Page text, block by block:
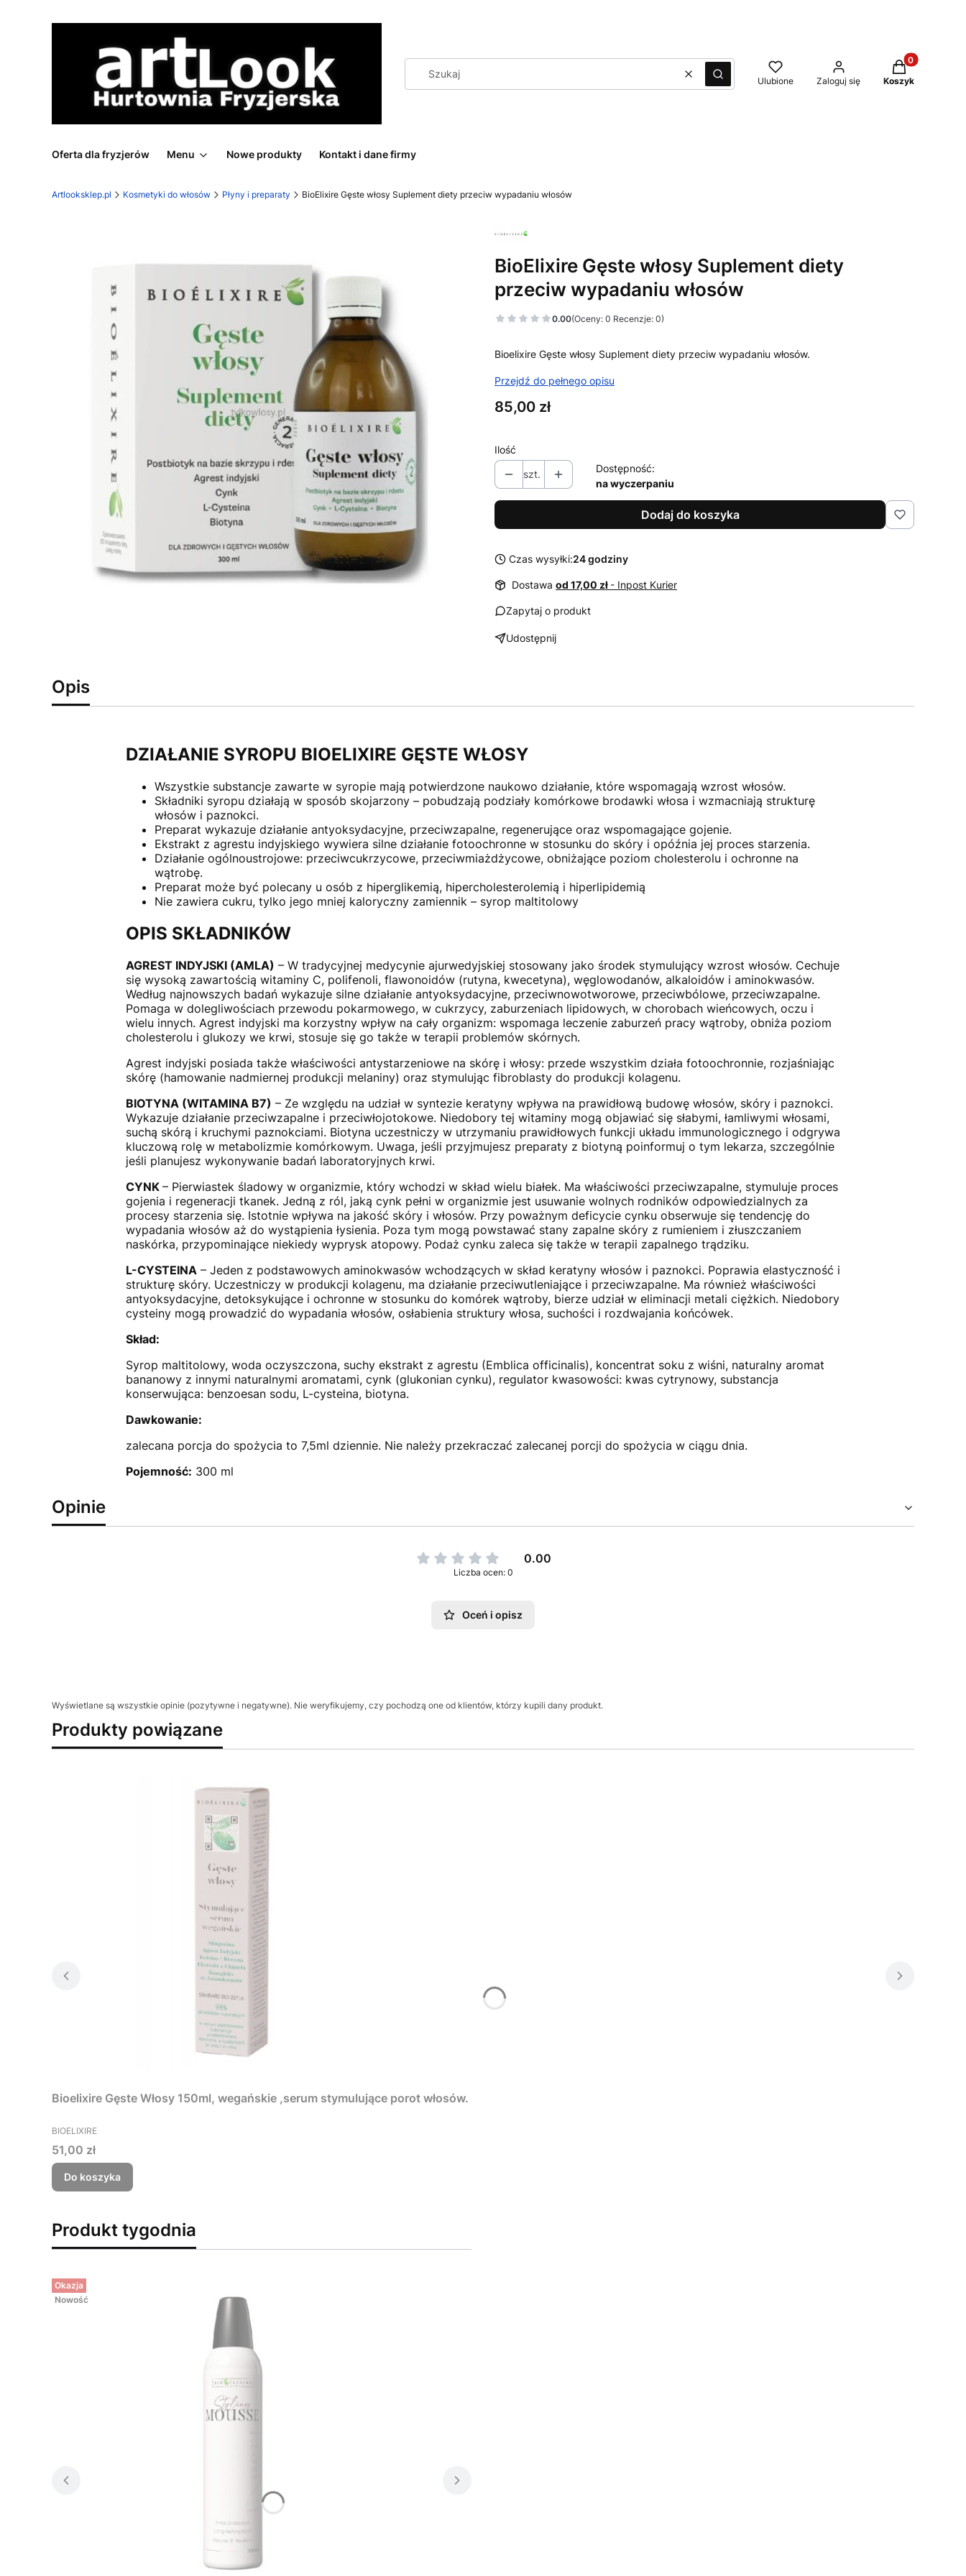
WyczyśćSzukaj Ulubione Zaloguj się
Produkty w
Koszyk
Oferta dla fryzjerów Menu Nowe produkty Kontakt i dane firmy
Artlooksklep.pl Kosmetyki do włosów Płyny i preparaty BioElixire Gęste włosy Suplement diety przeciw wypadaniu włosów
BioElixire Gęste włosy Suplement diety
przeciw wypadaniu włosów
0.00(Oceny: 0 Recenzje: 0)
Bioelixire Gęste włosy Suplement diety przeciw wypadaniu włosów.
Przejdź do pełnego opisu
Cena
85,00 zł
Ilość
szt.
Dostępność:
na wyczerpaniu
Dodaj do koszyka
Czas wysyłki:24 godziny
Dostawa od 17,00 zł - Inpost Kurier
Zapytaj o produkt
Udostępnij
Opis
DZIAŁANIE SYROPU BIOELIXIRE GĘSTE WŁOSY
Wszystkie substancje zawarte w syropie mają potwierdzone naukowo działanie, które wspomagają wzrost włosów.
Składniki syropu działają w sposób skojarzony – pobudzają podziały komórkowe brodawki włosa i wzmacniają strukturę
włosów i paznokci.
Preparat wykazuje działanie antyoksydacyjne, przeciwzapalne, regenerujące oraz wspomagające gojenie.
Ekstrakt z agrestu indyjskiego wywiera silne działanie fotoochronne w stosunku do skóry i opóźnia jej proces starzenia.
Działanie ogólnoustrojowe: przeciwcukrzycowe, przeciwmiażdżycowe, obniżające poziom cholesterolu i ochronne na
wątrobę.
Preparat może być polecany u osób z hiperglikemią, hipercholesterolemią i hiperlipidemią
Nie zawiera cukru, tylko jego mniej kaloryczny zamiennik – syrop maltitolowy
OPIS SKŁADNIKÓW
AGREST INDYJSKI (AMLA) – W tradycyjnej medycynie ajurwedyjskiej stosowany jako środek stymulujący wzrost włosów. Cechuje
się wysoką zawartością witaminy C, polifenoli, flawonoidów (rutyna, kwecetyna), węglowodanów, alkaloidów i aminokwasów.
Według najnowszych badań wykazuje silne działanie antyoksydacyjne, przeciwnowotworowe, przeciwbólowe, przeciwzapalne.
Pomaga w dolegliwościach przewodu pokarmowego, w cukrzycy, zaburzeniach lipidowych, w chorobach wieńcowych, oczu i
wielu innych. Agrest indyjski ma korzystny wpływ na cały organizm: wspomaga leczenie zaburzeń pracy wątroby, obniża poziom
cholesterolu i glukozy we krwi, stosuje się go także w terapii problemów skórnych.
Agrest indyjski posiada także właściwości antystarzeniowe na skórę i włosy: przede wszystkim działa fotoochronnie, rozjaśniając
skórę (hamowanie nadmiernej produkcji melaniny) oraz stymulując fibroblasty do produkcji kolagenu.
BIOTYNA (WITAMINA B7) – Ze względu na udział w syntezie keratyny wpływa na prawidłową budowę włosów, skóry i paznokci.
Wykazuje działanie przeciwzapalne i przeciwłojotokowe. Niedobory tej witaminy mogą objawiać się słabymi, łamliwymi włosami,
suchą skórą i kruchymi paznokciami. Biotyna uczestniczy w utrzymaniu prawidłowych funkcji układu immunologicznego i odgrywa
kluczową rolę w metabolizmie komórkowym. Uwaga, jeśli przyjmujesz preparaty z biotyną poinformuj o tym lekarza, szczególnie
jeśli planujesz wykonywanie badań laboratoryjnych krwi.
CYNK – Pierwiastek śladowy w organizmie, który wchodzi w skład wielu białek. Ma właściwości przeciwzapalne, stymuluje proces
gojenia i regeneracji tkanek. Jedną z ról, jaką cynk pełni w organizmie jest usuwanie wolnych rodników odpowiedzialnych za
procesy starzenia się. Istotnie wpływa na jakość skóry i włosów. Przy poważnym deficycie cynku obserwuje się tendencję do
wypadania włosów aż do wystąpienia łysienia. Poza tym mogą powstawać stany zapalne skóry z rumieniem i złuszczaniem
naskórka, przypominające niekiedy wyprysk atopowy. Podaż cynku zaleca się także w terapii zapalnego trądziku.
L-CYSTEINA – Jeden z podstawowych aminokwasów wchodzących w skład keratyny włosów i paznokci. Poprawia elastyczność i
strukturę skóry. Uczestniczy w produkcji kolagenu, ma działanie przeciwutleniające i przeciwzapalne. Ma również właściwości
antyoksydacyjne, detoksykujące i ochronne w stosunku do komórek wątroby, bierze udział w eliminacji metali ciężkich. Niedobory
cysteiny mogą prowadzić do wypadania włosów, osłabienia struktury włosa, suchości i rozdwajania końcówek.
Skład:
Syrop maltitolowy, woda oczyszczona, suchy ekstrakt z agrestu (Emblica officinalis), koncentrat soku z wiśni, naturalny aromat
bananowy z innymi naturalnymi aromatami, cynk (glukonian cynku), regulator kwasowości: kwas cytrynowy, substancja
konserwująca: benzoesan sodu, L-cysteina, biotyna.
Dawkowanie:
zalecana porcja do spożycia to 7,5ml dziennie. Nie należy przekraczać zalecanej porcji do spożycia w ciągu dnia.
Pojemność: 300 ml
Opinie
0.00
Liczba ocen: 0
Oceń i opisz
Wyświetlane są wszystkie opinie (pozytywne i negatywne). Nie weryfikujemy, czy pochodzą one od klientów, którzy kupili dany produkt.
Produkty powiązane
Bioelixire Gęste Włosy 150ml, wegańskie ,serum stymulujące porot włosów.
PRODUCENT
BIOELIXIRE
Cena
51,00 zł
Do koszyka
Produkt tygodnia
Okazja
Nowość